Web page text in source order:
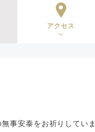
アクセス
事安泰をお祈りしていま